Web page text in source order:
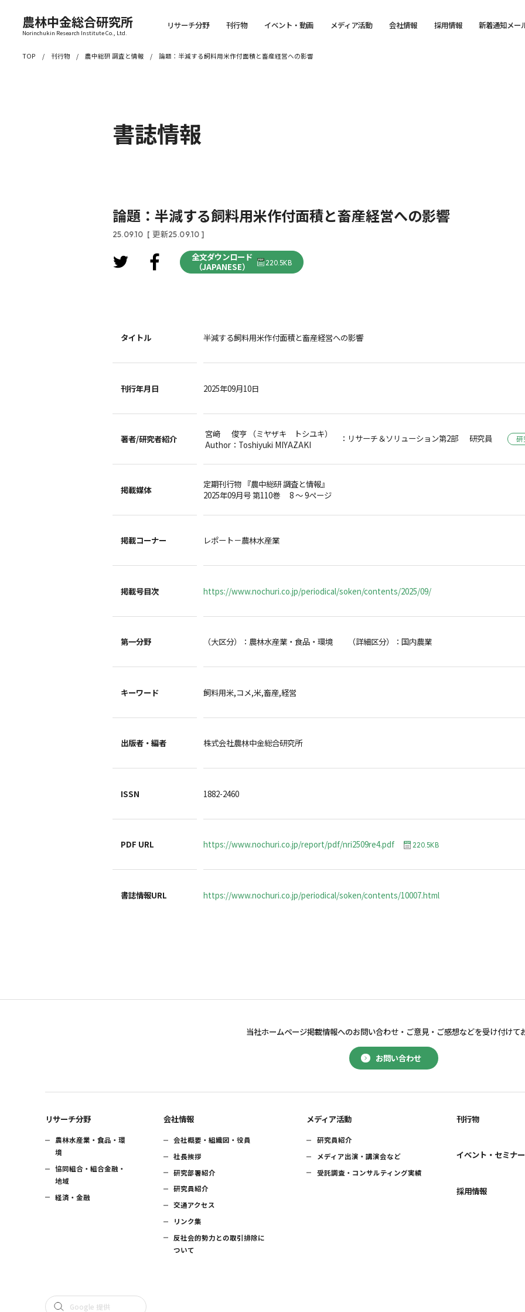
農林中金総合研究所
Norinchukin Research Institute Co., Ltd.
リサーチ分野 刊行物 イベント・動画 メディア活動 会社情報 採用情報 新着通知メー
TOP 刊行物 農中総研 調査と情報 論題：半減する飼料用米作付面積と畜産経営への影響
書誌情報
論題：半減する飼料用米作付面積と畜産経営への影響
25.09.10 [ 更新25.09.10 ]
全文ダウンロード
（JAPANESE）
220.5KB
タイトル 半減する飼料用米作付面積と畜産経営への影響
刊行年月日 2025年09月10日
著者/研究者紹介
宮﨑 俊亨 （ミヤザキ トシユキ）
Author：Toshiyuki MIYAZAKI
：リサーチ＆ソリューション第2部 研究員 研
掲載媒体
定期刊行物 『農中総研 調査と情報』
2025年09月号 第110巻 8 ～ 9ページ
掲載コーナー レポート－農林水産業
掲載号目次 https://www.nochuri.co.jp/periodical/soken/contents/2025/09/
第一分野 （大区分）：農林水産業・食品・環境 （詳細区分）：国内農業
キーワード 飼料用米,コメ,米,畜産,経営
出版者・編者 株式会社農林中金総合研究所
ISSN 1882-2460
PDF URL https://www.nochuri.co.jp/report/pdf/nri2509re4.pdf 220.5KB
書誌情報URL https://www.nochuri.co.jp/periodical/soken/contents/10007.html
お問い合わせ
当社ホームページ掲載情報へのお問い合わせ・ ご意見・ご感想などを受け付けて
リサーチ分野
農林水産業・食品・環
境
協同組合・組合金融・
地域
経済・金融
会社情報
会社概要・組織図・役員
社長挨拶
研究部署紹介
研究員紹介
交通アクセス
リンク集
反社会的勢力との取引排除に
ついて
メディア活動
研究員紹介
メディア出演・講演会など
受託調査・コンサルティング実績
刊行物
イベント・セミナー
採用情報